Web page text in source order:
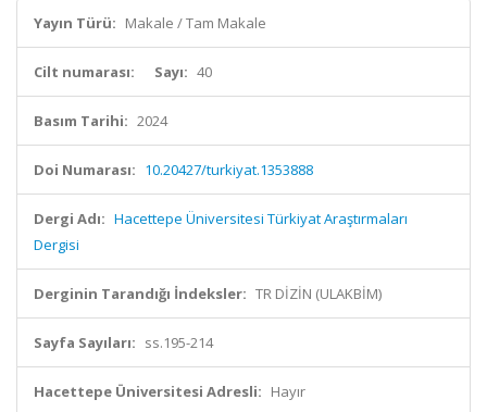
Yayın Türü: Makale / Tam Makale
Cilt numarası: Sayı: 40
Basım Tarihi: 2024
Doi Numarası: 10.20427/turkiyat.1353888
Dergi Adı: Hacettepe Üniversitesi Türkiyat Araştırmaları
Dergisi
Derginin Tarandığı İndeksler: TR DİZİN (ULAKBİM)
Sayfa Sayıları: ss.195-214
Hacettepe Üniversitesi Adresli: Hayır